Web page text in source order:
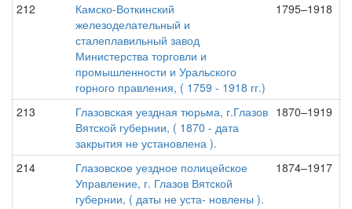
212
Камско-Воткинский
железоделательный и
сталеплавильный завод
Министерства торговли и
промышленности и Уральского
горного правления, ( 1759 - 1918 гг.)
1795–1918
213
Глазовская уездная тюрьма, г.Глазов
Вятской губернии, ( 1870 - дата
закрытия не установлена ).
1870–1919
214
Глазовское уездное полицейское
Управление, г. Глазов Вятской
губернии, ( даты не уста- новлены ).
1874–1917